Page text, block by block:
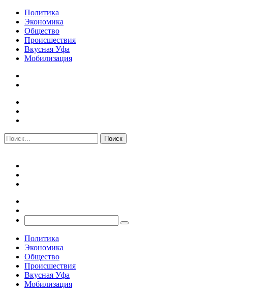
Политика
Экономика
Общество
Происшествия
Вкусная Уфа
Мобилизация
Политика
Экономика
Общество
Происшествия
Вкусная Уфа
Мобилизация